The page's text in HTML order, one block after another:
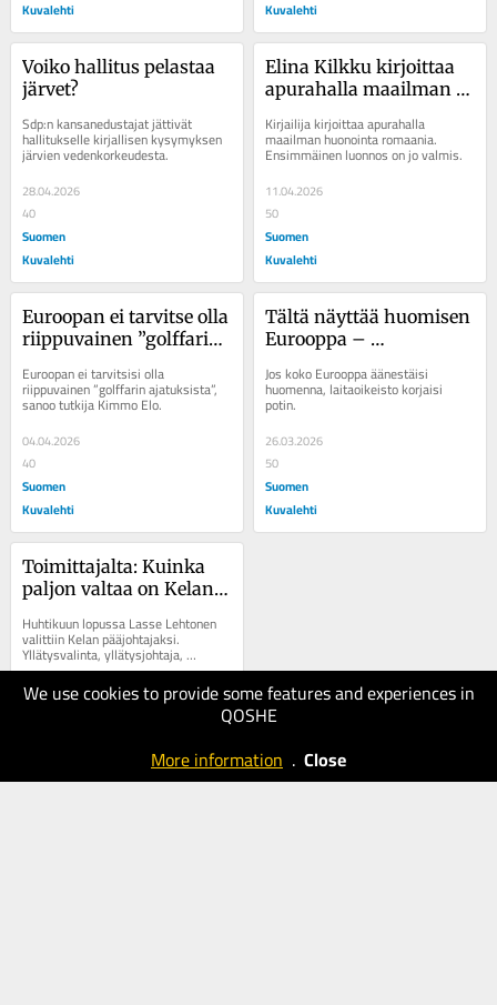
We use cookies to provide some features and experiences in
QOSHE
More information . Close
Kuvalehti
Kuvalehti
Voiko hallitus pelastaa
järvet?
Sdp:n kansanedustajat jättivät
hallitukselle kirjallisen kysymyksen
järvien vedenkorkeudesta.
28.04.2026
40
Suomen
Kuvalehti
Elina Kilkku kirjoittaa
apurahalla maailman
”On poskettoman
hauskaa, että tehdään
Kirjailija kirjoittaa apurahalla
maailman huonointa romaania.
Ensimmäinen luonnos on jo valmis.
11.04.2026
50
Suomen
Kuvalehti
Euroopan ei tarvitse olla
riippuvainen ”golffarin
ehdottaa yhteistä
armeijaa
Euroopan ei tarvitsisi olla
riippuvainen ”golffarin ajatuksista”,
sanoo tutkija Kimmo Elo.
04.04.2026
40
Suomen
Kuvalehti
Tältä näyttää huomisen
Eurooppa –
piirtää poliittisen
kartan uusiksi
Jos koko Eurooppa äänestäisi
huomenna, laitaoikeisto korjaisi
potin.
26.03.2026
50
Suomen
Kuvalehti
Toimittajalta: Kuinka
paljon valtaa on Kelan
Huhtikuun lopussa Lasse Lehtonen
valittiin Kelan pääjohtajaksi.
Yllätysvalinta, yllätysjohtaja,
toimittajat kirjoittivat. Alusta asti oli
uskottu,...
11.10.2025